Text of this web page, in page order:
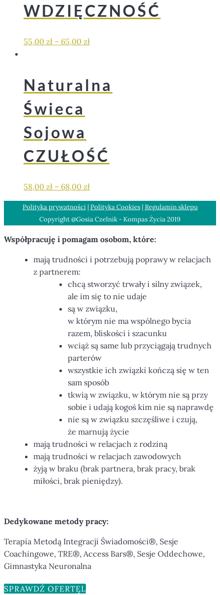
WDZIĘCZNOŚĆ
55,00 zł – 65,00 zł
Naturalna
Świeca
Sojowa
CZUŁOŚĆ
58,00 zł – 68,00 zł
Polityka prywatności| Polityka Cookies| Regulamin sklepu
Copyright @Gosia Czelnik - Kompas Życia 2019
Współpracuję i pomagam osobom, które:
mają trudności i potrzebują poprawy w relacjach
z partnerem:
chcą stworzyć trwały i silny związek,
ale im się to nie udaje
są w związku,
w którym nie ma wspólnego bycia
razem, bliskości i szacunku
wciąż są same lub przyciągają trudnych
parterów
wszystkie ich związki kończą się w ten
sam sposób
tkwią w związku, w którym nie są przy
sobie i udają kogoś kim nie są naprawdę
nie są w związku szczęśliwe i czują,
że marnują życie
mają trudności w relacjach z rodziną
mają trudności w relacjach zawodowych
żyją w braku (brak partnera, brak pracy, brak
miłości, brak pieniędzy).
Dedykowane metody pracy:
Terapia Metodą Integracji Świadomości®, Sesje
Coachingowe, TRE®, Access Bars®, Sesje Oddechowe,
Gimnastyka Neuronalna
SPRAWDŹ OFERTĘ